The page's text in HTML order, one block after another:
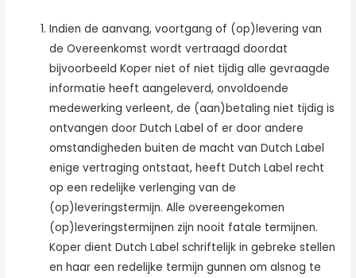
Indien de aanvang, voortgang of (op)levering van
de Overeenkomst wordt vertraagd doordat
bijvoorbeeld Koper niet of niet tijdig alle gevraagde
informatie heeft aangeleverd, onvoldoende
medewerking verleent, de (aan)betaling niet tijdig is
ontvangen door Dutch Label of er door andere
omstandigheden buiten de macht van Dutch Label
enige vertraging ontstaat, heeft Dutch Label recht
op een redelijke verlenging van de
(op)leveringstermijn. Alle overeengekomen
(op)leveringstermijnen zijn nooit fatale termijnen.
Koper dient Dutch Label schriftelijk in gebreke stellen
en haar een redelijke termijn gunnen om alsnog te